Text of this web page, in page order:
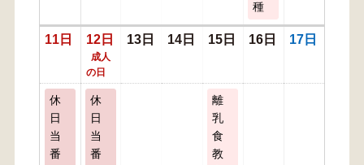
種
11日 12日
成人
の日
13日 14日 15日 16日 17日
休
日
当
番
休
日
当
番
離
乳
食
教